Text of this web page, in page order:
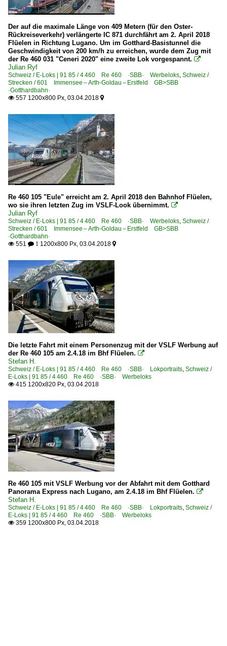
Der auf die maximale Länge von 409 Metern (für den Oster-
Rückreiseverkehr) verlängerte IC 871 durchfährt am 2. April 2018
Flüelen in Richtung Lugano. Um im Gotthard-Basistunnel die
Geschwindigkeit von 200 km/h zu erreichen, wurde dem Zug mit
der Re 460 031 "Ceneri 2020" eine zweite Lok vorgespannt. 
Julian Ryf
Schweiz / E-Loks | 91 85 / 4 460 Re 460 ·SBB· Werbeloks, Schweiz /
Strecken / 601 Immensee – Arth-Goldau – Erstfeld GB>SBB
·Gotthardbahn·
 557 1200x800 Px, 03.04.2018 
Re 460 105 "Eule" erreicht am 2. April 2018 den Bahnhof Flüelen,
wo sie ihren letzten Zug im VSLF-Look übernimmt. 
Julian Ryf
Schweiz / E-Loks | 91 85 / 4 460 Re 460 ·SBB· Werbeloks, Schweiz /
Strecken / 601 Immensee – Arth-Goldau – Erstfeld GB>SBB
·Gotthardbahn·
 551  1 1200x800 Px, 03.04.2018 
Die letzte Fahrt mit einem Personenzug mit der VSLF Werbung auf
der Re 460 105 am 2.4.18 im Bhf Flüelen. 
Stefan H.
Schweiz / E-Loks | 91 85 / 4 460 Re 460 ·SBB· Lokportraits, Schweiz /
E-Loks | 91 85 / 4 460 Re 460 ·SBB· Werbeloks
 415 1200x820 Px, 03.04.2018
Re 460 105 mit VSLF Werbung vor der Abfahrt mit dem Gotthard
Panorama Express nach Lugano, am 2.4.18 im Bhf Flüelen. 
Stefan H.
Schweiz / E-Loks | 91 85 / 4 460 Re 460 ·SBB· Lokportraits, Schweiz /
E-Loks | 91 85 / 4 460 Re 460 ·SBB· Werbeloks
 359 1200x800 Px, 03.04.2018